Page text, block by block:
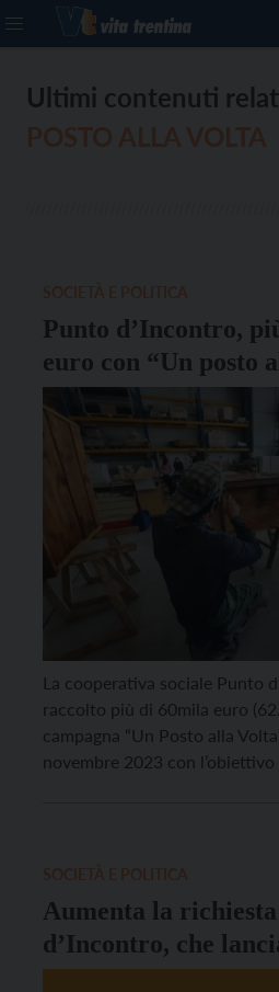
Ultimi contenuti
Punto d’Incontro,
euro con “Un posto
La cooperativa sociale Punto
raccolto più di 60mila euro
campagna “Un Posto alla
novembre 2023 con
Aumenta la
d’Incontro, che
“Un posto alla volta”